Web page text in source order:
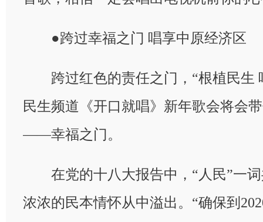
●跨过幸福之门 唱享中原经济区
跨过红色的责任之门，“根植民生
民生频道《开口就唱》新年歌会将会
——幸福之门。
在党的十八大报告中，“人民”一词
浓浓的民本情怀从中溢出。“确保到